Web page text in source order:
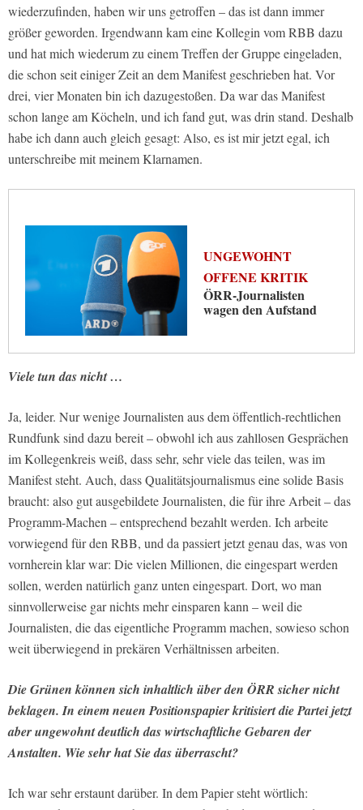
wiederzufinden, haben wir uns getroffen – das ist dann immer
größer geworden. Irgendwann kam eine Kollegin vom RBB dazu
und hat mich wiederum zu einem Treffen der Gruppe eingeladen,
die schon seit einiger Zeit an dem Manifest geschrieben hat. Vor
drei, vier Monaten bin ich dazugestoßen. Da war das Manifest
schon lange am Köcheln, und ich fand gut, was drin stand. Deshalb
habe ich dann auch gleich gesagt: Also, es ist mir jetzt egal, ich
unterschreibe mit meinem Klarnamen.
UNGEWOHNT
OFFENE KRITIK
ÖRR-Journalisten
wagen den Aufstand
Viele tun das nicht …
Ja, leider. Nur wenige Journalisten aus dem öffentlich-rechtlichen
Rundfunk sind dazu bereit – obwohl ich aus zahllosen Gesprächen
im Kollegenkreis weiß, dass sehr, sehr viele das teilen, was im
Manifest steht. Auch, dass Qualitätsjournalismus eine solide Basis
braucht: also gut ausgebildete Journalisten, die für ihre Arbeit – das
Programm-Machen – entsprechend bezahlt werden. Ich arbeite
vorwiegend für den RBB, und da passiert jetzt genau das, was von
vornherein klar war: Die vielen Millionen, die eingespart werden
sollen, werden natürlich ganz unten eingespart. Dort, wo man
sinnvollerweise gar nichts mehr einsparen kann – weil die
Journalisten, die das eigentliche Programm machen, sowieso schon
weit überwiegend in prekären Verhältnissen arbeiten.
Die Grünen können sich inhaltlich über den ÖRR sicher nicht
beklagen. In einem neuen Positionspapier kritisiert die Partei jetzt
aber ungewohnt deutlich das wirtschaftliche Gebaren der
Anstalten. Wie sehr hat Sie das überrascht?
Ich war sehr erstaunt darüber. In dem Papier steht wörtlich: